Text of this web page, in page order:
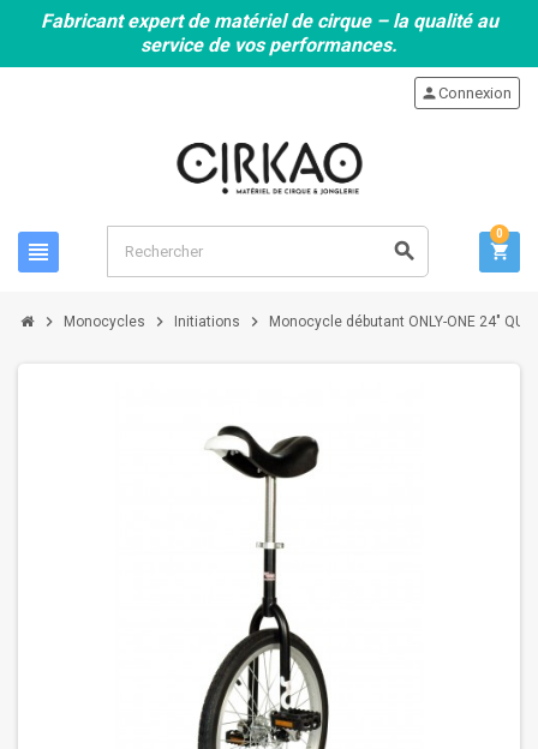
Fabricant expert de matériel de cirque – la qualité au
service de vos performances.
view_headline search
personConnexion
shopping_cart
0
chevron_right Monocycles chevron_right Initiations chevron_right Monocycle débutant ONLY-ONE 24" QU-